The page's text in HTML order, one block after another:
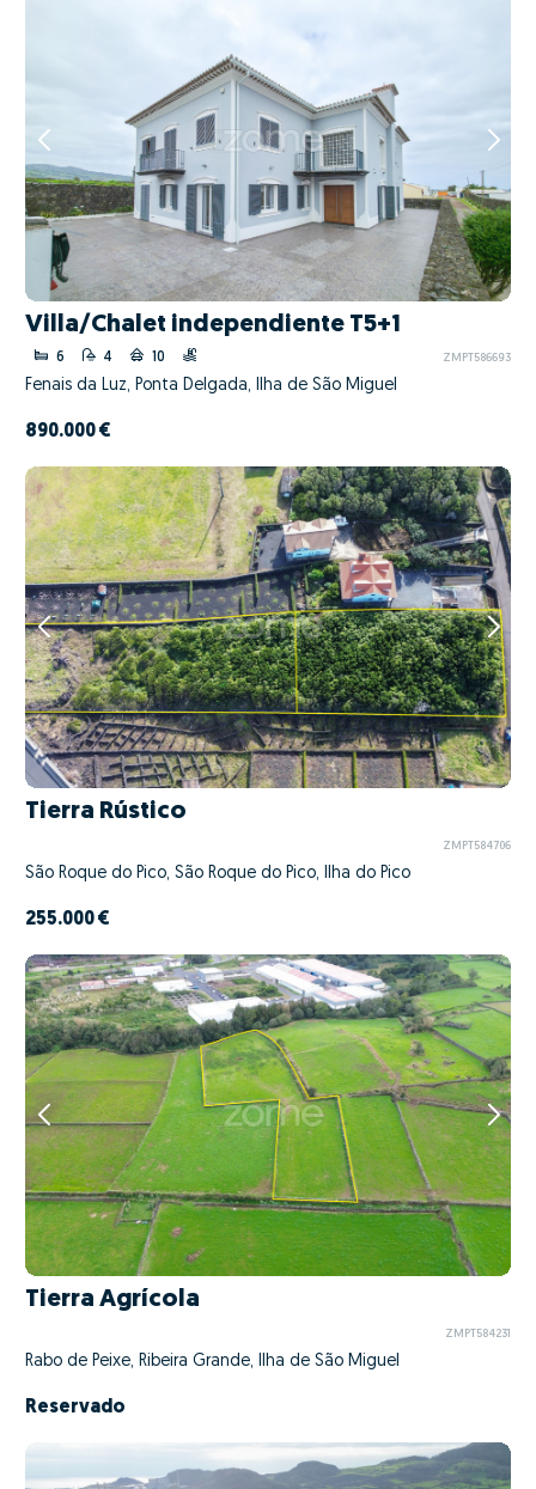
Villa/Chalet independiente T5+1
6 4 10 ZMPT586693
Fenais da Luz, Ponta Delgada, Ilha de São Miguel
890.000 €
Tierra Rústico
ZMPT584706
São Roque do Pico, São Roque do Pico, Ilha do Pico
255.000 €
Tierra Agrícola
ZMPT584231
Rabo de Peixe, Ribeira Grande, Ilha de São Miguel
Reservado